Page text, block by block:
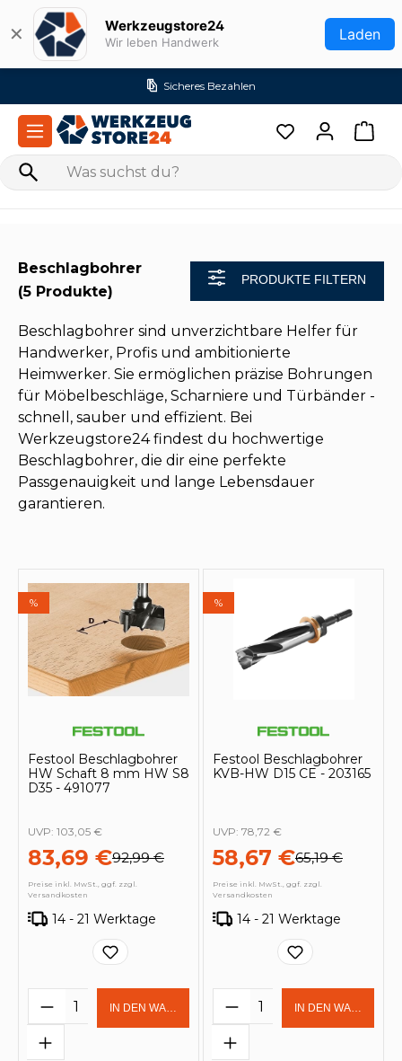
Zum Hauptinhalt springen
✕ Werkzeugstore24
Wir leben Handwerk Laden
Beschlagbohrer
(5 Produkte)
PRODUKTE FILTERN
Beschlagbohrer sind unverzichtbare Helfer für
Handwerker, Profis und ambitionierte
Heimwerker. Sie ermöglichen präzise Bohrungen
für Möbelbeschläge, Scharniere und Türbänder -
schnell, sauber und effizient. Bei
Werkzeugstore24 findest du hochwertige
Beschlagbohrer, die dir eine perfekte
Passgenauigkeit und lange Lebensdauer
garantieren.
%
Festool Beschlagbohrer
HW Schaft 8 mm HW S8
D35 - 491077
83,69 €92,99 €
UVP: 103,05 €
Preise inkl. MwSt., ggf. zzgl.
Versandkosten
14 - 21 Werktage
Produkt Anzahl: Gib den
IN DEN WARENKORB
%
Festool Beschlagbohrer
KVB-HW D15 CE - 203165
58,67 €65,19 €
UVP: 78,72 €
Preise inkl. MwSt., ggf. zzgl.
Versandkosten
14 - 21 Werktage
Produkt Anzahl:
IN DEN